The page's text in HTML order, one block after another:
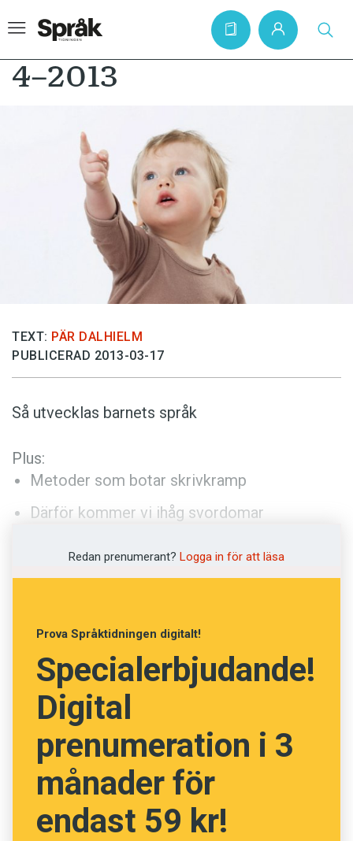
Språkfrågor
Bokrecensioner
Podden
Anmäl till språkpolisen
Annonsera
Läs Språktidningen digitalt
Press
4–2013
TEXT: PÄR DALHIELM
PUBLICERAD 2013-03-17
Så utvecklas barnets språk
Plus:
Metoder som botar skrivkramp
Därför kommer vi ihåg svordomar
Redan prenumerant? Logga in för att läsa
Prova Språktidningen digitalt!
Specialerbjudande!
Digital
prenumeration i 3
månader för
endast 59 kr!